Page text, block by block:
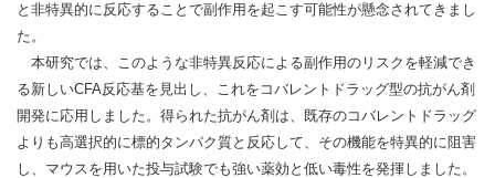
と非特異的に反応することで副作用を起こす可能性が懸念されてきまし
た。
本研究では、このような非特異反応による副作用のリスクを軽減でき
る新しいCFA反応基を見出し、これをコバレントドラッグ型の抗がん剤
開発に応用しました。得られた抗がん剤は、既存のコバレントドラッグ
よりも高選択的に標的タンパク質と反応して、その機能を特異的に阻害
し、マウスを用いた投与試験でも強い薬効と低い毒性を発揮しました。